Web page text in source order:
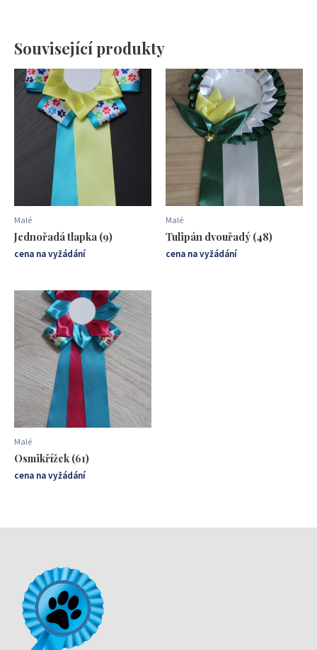
Související produkty
Malé
Jednořadá tlapka (9)
cena na vyžádání
Malé
Tulipán dvouřadý (48)
cena na vyžádání
Malé
Osmikřížek (61)
cena na vyžádání